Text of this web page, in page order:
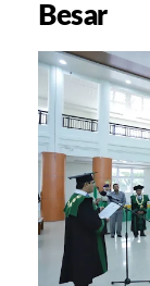
Besar